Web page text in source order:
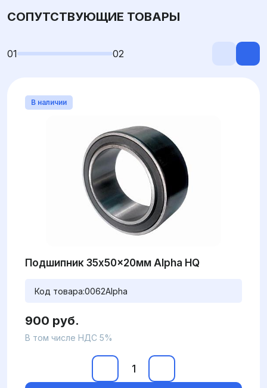
СОПУТСТВУЮЩИЕ ТОВАРЫ
01 02
В наличии
Подшипник 35x50x20мм Alpha HQ
Код товара:0062Alpha
900 руб.
В том числе НДС 5%